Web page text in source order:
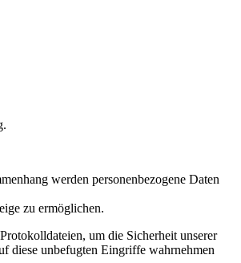
werden personenbezogene Daten
zu ermöglichen.
um die Sicherheit unserer
diese unbefugten Eingriffe wahrnehmen